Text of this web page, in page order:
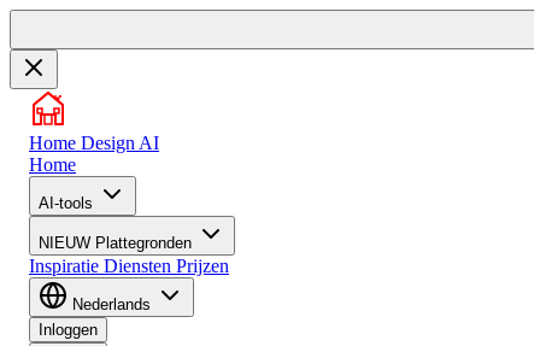
Home Design AI
Home
AI-tools
NIEUW Plattegronden
Inspiratie Diensten Prijzen
Nederlands
Inloggen